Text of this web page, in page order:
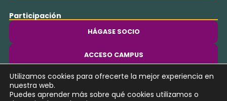
Participación
HÁGASE SOCIO
ACCESO CAMPUS
o
Utilizamos cookies para ofrecerte la mejor experiencia en
nuestra web.
Puedes aprender más sobre qué cookies utilizamos o